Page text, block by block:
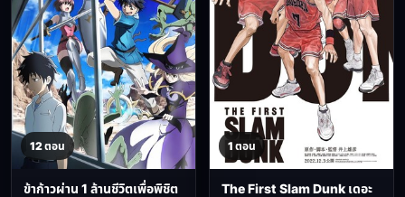
12 ตอน
ข้าก้าวผ่าน 1 ล้านชีวิตเพื่อพิชิต
1 ตอน
The First Slam Dunk เดอะ